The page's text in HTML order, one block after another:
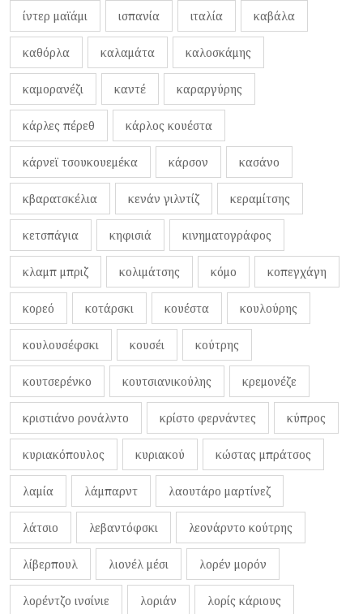
ίντερ μαϊάμι ισπανία ιταλία καβάλα
καθόρλα καλαμάτα καλοσκάμης
καμορανέζι καντέ καραργύρης
κάρλες πέρεθ κάρλος κουέστα
κάρνεϊ τσουκουεμέκα κάρσον κασάνο
κβαρατσκέλια κενάν γιλντίζ κεραμίτσης
κετσπάγια κηφισιά κινηματογράφος
κλαμπ μπριζ κολιμάτσης κόμο κοπεγχάγη
κορεό κοτάρσκι κουέστα κουλούρης
κουλουσέφσκι κουσέι κούτρης
κουτσερένκο κουτσιανικούλης κρεμονέζε
κριστιάνο ρονάλντο κρίστο φερνάντες κύπρος
κυριακόπουλος κυριακού κώστας μπράτσος
λαμία λάμπαρντ λαουτάρο μαρτίνεζ
λάτσιο λεβαντόφσκι λεονάρντο κούτρης
λίβερπουλ λιονέλ μέσι λορέν μορόν
λορέντζο ινσίνιε λοριάν λορίς κάριους